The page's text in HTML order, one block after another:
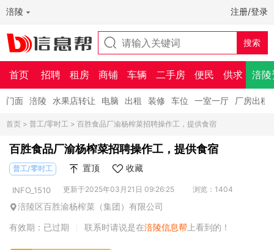
涪陵 注册/登录
首页 招聘 租房 商铺 车辆 二手房 便民 供求 涪陵
门面 涪陵 水果店转让 电脑 出租 装修 车位 一室一厅 厂房出租
首页 > 普工/零时工 > 百胜食品厂渝杨榨菜招聘操作工，提供食宿
百胜食品厂渝杨榨菜招聘操作工，提供食宿
普工/零时工 置顶 收藏
INFO_1510 更新于2025年03月21日 09:26:25 浏览：1404
涪陵区百胜渝杨榨菜（集团）有限公司
有效期：已过期
联系时请说是在涪陵信息帮 上看到的！